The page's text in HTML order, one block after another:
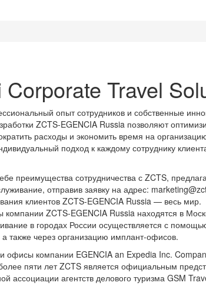
Travel
опыт сотрудников и собственные
ZCTS-EGENCIA Russia позволяют
расходы и экономить время на
подход к каждому сотруднику
преимущества сотрудничества с ZCTS,
отправив заявку на адрес:
клиентов ZCTS-EGENCIA Russia — весь мир.
ZCTS-EGENCIA Russia находятся в
в городах России осуществляется с
также через организацию имплант-офисов.
и офисы компании EGENCIA an Expedia Inc.
пяти лет ZCTS является официальным
ассоциации агентств делового туризма GSM